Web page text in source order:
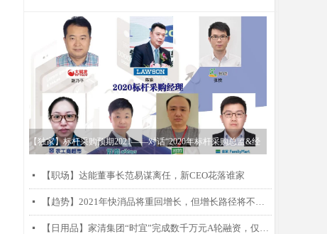
【独家】标杆采购预期2021——对话“2020年标杆采购总监&经
넷 【职场】达能董事长范易谋离任，新CEO花落谁家
넷 【趋势】2021年快消品将重回增长，但增长路径将不同以往
넷 【日用品】家清集团“时宜”完成数千万元A轮融资，仅靠两款产品每月销售过千万